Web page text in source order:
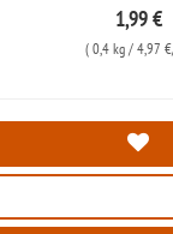
1,99 €
( 0,4 kg/ 4,97